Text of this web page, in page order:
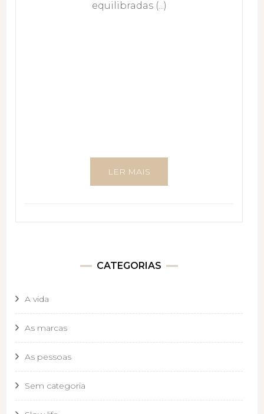
equilibradas (...)
LER MAIS
CATEGORIAS
A vida
As marcas
As pessoas
Sem categoria